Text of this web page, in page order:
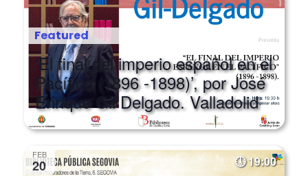
Featured
‘El final del imperio español en el
Pacífico (1896 -1898)’, por José
Enrique Gil Delgado. Valladolid
FEB
20 19:00